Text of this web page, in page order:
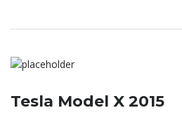
Tesla Model X 2015